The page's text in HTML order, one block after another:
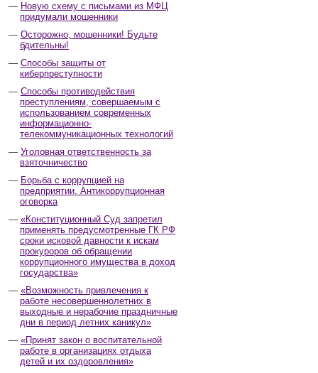
Новую схему с письмами из МФЦ
придумали мошенники
Осторожно, мошенники! Будьте
бдительны!
Способы защиты от
киберпреступности
Способы противодействия
преступлениям, совершаемым с
использованием современных
информационно-
телекоммуникационных технологий
Уголовная ответственность за
взяточничество
Борьба с коррупцией на
предприятии. Антикоррупционная
оговорка
«Конституционный Суд запретил
применять предусмотренные ГК РФ
сроки исковой давности к искам
прокуроров об обращении
коррупционного имущества в доход
государства»
«Возможность привлечения к
работе несовершеннолетних в
выходные и нерабочие праздничные
дни в период летних каникул»
«Принят закон о воспитательной
работе в организациях отдыха
детей и их оздоровления»